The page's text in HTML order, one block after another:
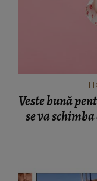
Veste bună
se va